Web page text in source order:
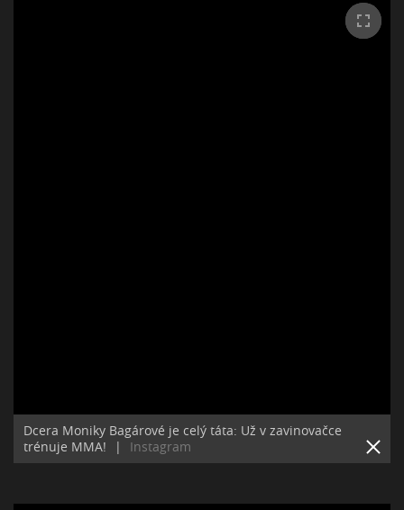
Dcera Moniky Bagárové je celý táta: Už v zavinovačce
trénuje MMA!
| Instagram